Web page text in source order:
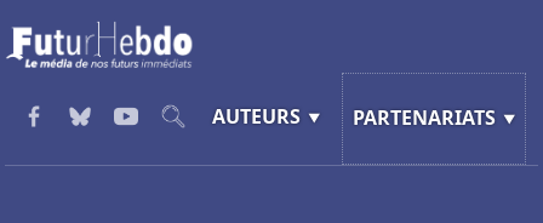
AUTEURS PARTENARIATS